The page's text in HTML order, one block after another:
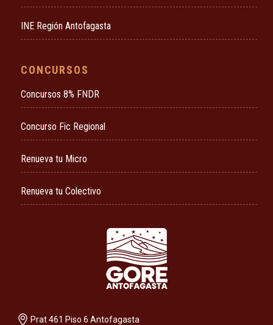
INE Región Antofagasta
CONCURSOS
Concursos 8% FNDR
Concurso Fic Regional
Renueva tu Micro
Renueva tu Colectivo
Prat 461 Piso 6 Antofagasta